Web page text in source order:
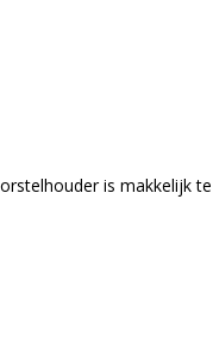
is makkelijk